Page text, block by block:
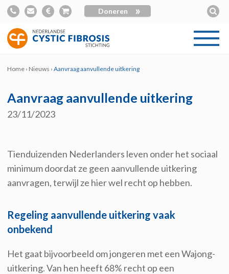
Doneren »
Home › Nieuws ›Aanvraag aanvullende uitkering
Aanvraag aanvullende uitkering
23/11/2023
Tienduizenden Nederlanders leven onder het sociaal
minimum doordat ze geen aanvullende uitkering
aanvragen,terwijl ze hier wel recht op hebben.
Regeling aanvullende uitkering vaak
onbekend
Het gaat bijvoorbeeld om jongeren met een Wajong-
uitkering. Van hen heeft 68% recht op een